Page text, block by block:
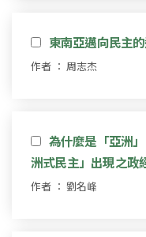
東南亞邁向民主
作者 ： 周志杰
為什麼是「亞洲
洲式民主」出現之政
作者 ： 劉名峰